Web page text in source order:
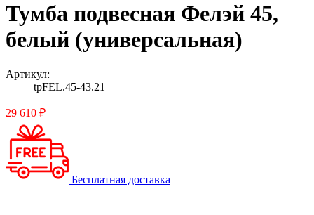
Тумба подвесная Фелэй 45,
белый (универсальная)
Артикул:
tpFEL.45-43.21
29 610 ₽
Бесплатная доставка